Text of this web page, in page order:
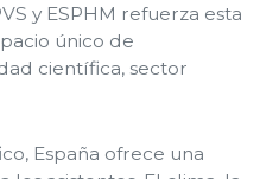
y ESPHM refuerza esta
único de
científica, sector
España ofrece una